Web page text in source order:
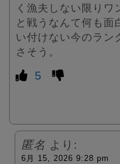
く漁夫しない限りワ
と戦うなんて何も面
い付けない今のラン
さそう。
5
匿名 より:
6月 15, 2026 9:28 pm